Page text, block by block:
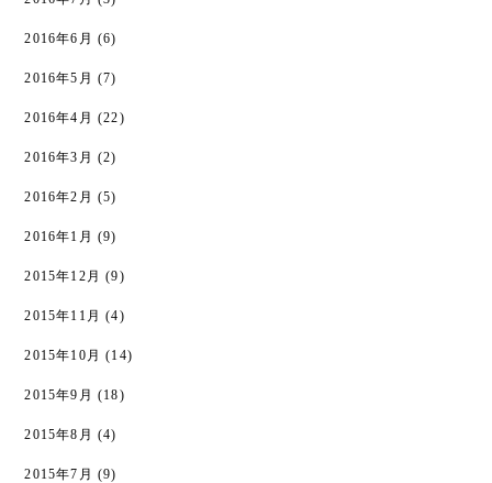
2016年6月 (6)
2016年5月 (7)
2016年4月 (22)
2016年3月 (2)
2016年2月 (5)
2016年1月 (9)
2015年12月 (9)
2015年11月 (4)
2015年10月 (14)
2015年9月 (18)
2015年8月 (4)
2015年7月 (9)